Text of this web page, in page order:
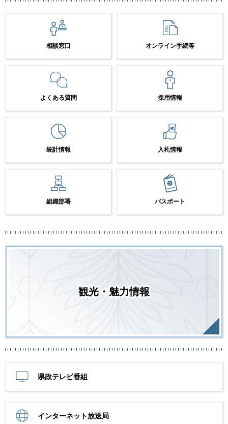
相談窓口 オンライン手続等
よくある質問 採用情報
統計情報 入札情報
組織部署 パスポート
観光・魅力情報
県政テレビ番組
インターネット放送局